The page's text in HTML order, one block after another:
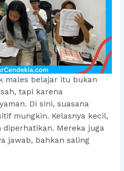
males belajar itu bukan
tapi karena
Di sini, suasana
mungkin. Kelasnya kecil,
Mereka juga
jawab, bahkan saling